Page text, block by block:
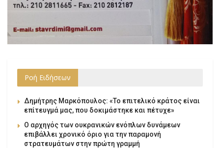
Ροή Ειδήσεων
Δημήτρης Μαρκόπουλος: «Το επιτελικό κράτος είναι
επίτευγμά μας, που δοκιμάστηκε και πέτυχε»
Ο αρχηγός των ουκρανικών ενόπλων δυνάμεων
επιβάλλει χρονικό όριο για την παραμονή
στρατευμάτων στην πρώτη γραμμή